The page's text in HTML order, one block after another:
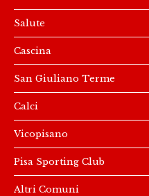
Salute
Cascina
San Giuliano Terme
Calci
Vicopisano
Pisa Sporting Club
Altri Comuni